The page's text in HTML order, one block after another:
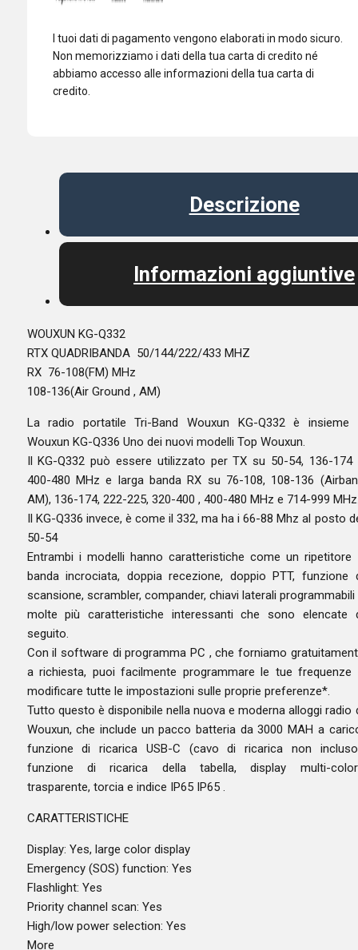
I tuoi dati di pagamento vengono elaborati in modo sicuro.
Non memorizziamo i dati della tua carta di credito né
abbiamo accesso alle informazioni della tua carta di
credito.
Descrizione
Informazioni aggiuntive
WOUXUN KG-Q332
RTX QUADRIBANDA 50/144/222/433 MHZ
RX 76-108(FM) MHz
108-136(Air Ground , AM)
La radio portatile Tri-Band Wouxun KG-Q332 è insieme
Wouxun KG-Q336 Uno dei nuovi modelli Top Wouxun.
Il KG-Q332 può essere utilizzato per TX su 50-54, 136-174
400-480 MHz e larga banda RX su 76-108, 108-136
AM), 136-174, 222-225, 320-400 , 400-480 MHz e 714-999
Il KG-Q336 invece, è come il 332, ma ha i 66-88 Mhz al posto
50-54
Entrambi i modelli hanno caratteristiche come un ripetitore
banda incrociata, doppia recezione, doppio PTT, funzione
scansione, scrambler, compander, chiavi laterali programmabili
molte più caratteristiche interessanti che sono elencate
seguito.
Con il software di programma PC , che forniamo
a richiesta, puoi facilmente programmare le tue frequenze
modificare tutte le impostazioni sulle proprie preferenze*.
Tutto questo è disponibile nella nuova e moderna alloggi radio
Wouxun, che include un pacco batteria da 3000 MAH a
funzione di ricarica USB-C (cavo di ricarica non
funzione di ricarica della tabella, display multi-
trasparente, torcia e indice IP65 IP65 .
CARATTERISTICHE
Display: Yes, large color display
Emergency (SOS) function: Yes
Flashlight: Yes
Priority channel scan: Yes
High/low power selection: Yes
More